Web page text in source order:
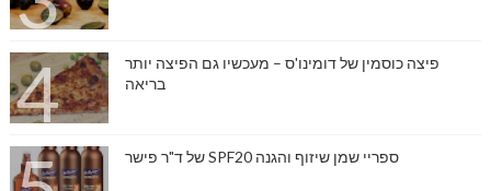
פיצה כוסמין של דומינו'ס – מעכשיו גם הפיצה יותר
בריאה
ספריי שמן שיזוף והגנה SPF20 של ד"ר פישר